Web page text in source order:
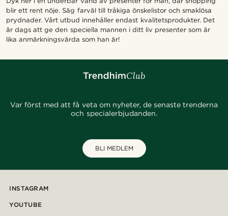
blir ett rent nöje. Säg farväl till tråkiga önskelistor och smaklösa
prydnader. Vårt utbud innehåller endast kvalitetsprodukter. Det
är dags att ge den speciella mannen i ditt liv presenter som är
lika anmärkningsvärda som han är!
Var först med att få veta om nyheter, de senaste trenderna
och specialerbjudanden.
BLI MEDLEM
INSTAGRAM
YOUTUBE